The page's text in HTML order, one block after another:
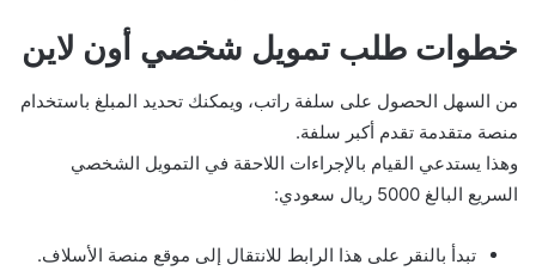
خطوات طلب تمويل شخصي أون لاين
من السهل الحصول على سلفة راتب، ويمكنك تحديد المبلغ باستخدام
منصة متقدمة تقدم أكبر سلفة.
وهذا يستدعي القيام بالإجراءات اللاحقة في التمويل الشخصي
السريع البالغ 5000 ريال سعودي:
تبدأ بالنقر على هذا الرابط للانتقال إلى موقع منصة الأسلاف.